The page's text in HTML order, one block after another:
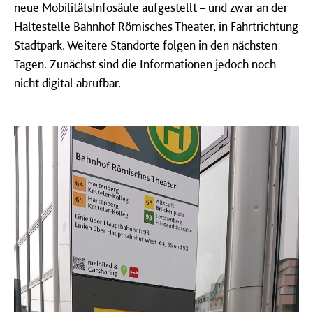
neue MobilitätsInfosäule aufgestellt – und zwar an der
Haltestelle Bahnhof Römisches Theater, in Fahrtrichtung
Stadtpark. Weitere Standorte folgen in den nächsten
Tagen. Zunächst sind die Informationen jedoch noch
nicht digital abrufbar.